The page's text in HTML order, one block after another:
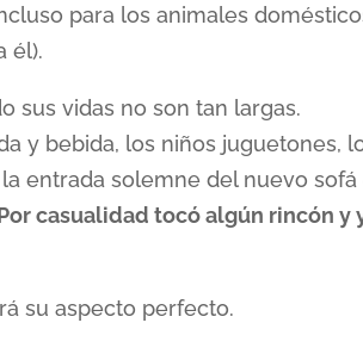
para los animales
él).
sus vidas no son tan largas.
y bebida, los niños juguetones,
entrada solemne del nuevo sofá
casualidad tocó algún rincón y
su aspecto perfecto.